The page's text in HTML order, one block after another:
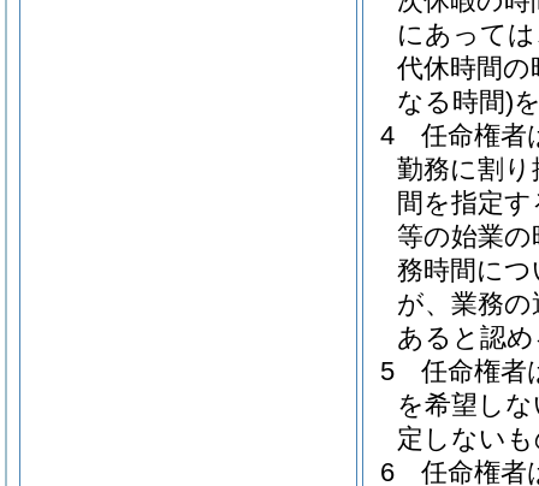
にあって
代休時間の
なる時間)
4
任命権者
勤務に割
間を指定
等の始業
務時間に
が、業務
あると認
5
任命権者
を希望し
定しない
6
任命権者